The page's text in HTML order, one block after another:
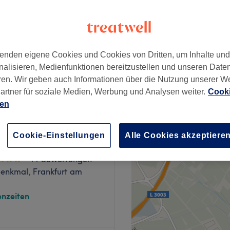
269 €
bei RivaDerma
Cosmetics
11 Bewertungen
Frankfurt am
eigene Cookies und Cookies von Dritten, um Inhalte
Medienfunktionen bereitzustellen und unseren
Wir geben auch Informationen über die Nutzung unserer
für soziale Medien, Werbung und Analysen weiter.
Cookie-Einstellungen Alle Cookies akzeptieren